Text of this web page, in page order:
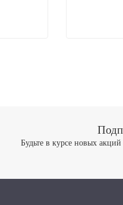
Будьте в курсе новых